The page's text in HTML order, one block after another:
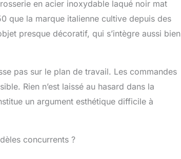
en acier inoxydable laqué noir mat
que la marque italienne cultive depuis des
presque décoratif, qui s’intègre aussi bien
pas sur le plan de travail. Les commandes
Rien n’est laissé au hasard dans la
un argument esthétique difficile à
concurrents ?